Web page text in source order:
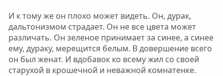
И к тому же он плохо может видеть. Он, дурак,
дальтонизмом страдает. Он не все цвета может
различать. Он зеленое принимает за синее, а синее
ему, дураку, мерещится белым. В довершение всего
он был женат. И вдобавок ко всему жил со своей
старухой в крошечной и неважной комнатенке.